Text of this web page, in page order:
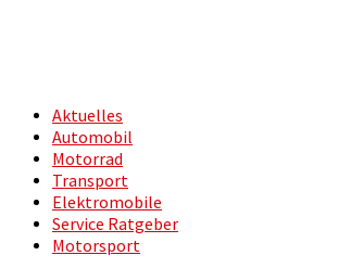
Aktuelles
Automobil
Motorrad
Transport
Elektromobile
Service Ratgeber
Motorsport